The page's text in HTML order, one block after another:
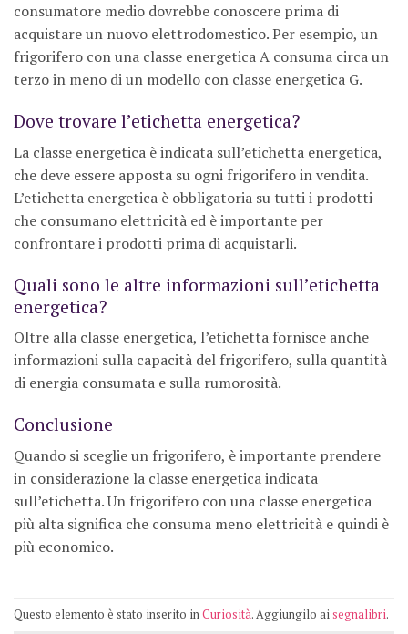
consumatore medio dovrebbe conoscere prima di
acquistare un nuovo elettrodomestico. Per esempio, un
frigorifero con una classe energetica A consuma circa un
terzo in meno di un modello con classe energetica G.
Dove trovare l’etichetta energetica?
La classe energetica è indicata sull’etichetta energetica,
che deve essere apposta su ogni frigorifero in vendita.
L’etichetta energetica è obbligatoria su tutti i prodotti
che consumano elettricità ed è importante per
confrontare i prodotti prima di acquistarli.
Quali sono le altre informazioni sull’etichetta
energetica?
Oltre alla classe energetica, l’etichetta fornisce anche
informazioni sulla capacità del frigorifero, sulla quantità
di energia consumata e sulla rumorosità.
Conclusione
Quando si sceglie un frigorifero, è importante prendere
in considerazione la classe energetica indicata
sull’etichetta. Un frigorifero con una classe energetica
più alta significa che consuma meno elettricità e quindi è
più economico.
Questo elemento è stato inserito inCuriosità. Aggiungilo aisegnalibri.